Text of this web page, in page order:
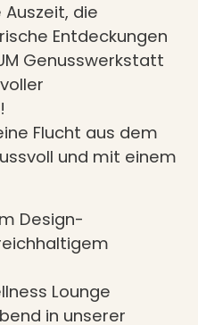
Auszeit, die
Entdeckungen
Genusswerkstatt
Flucht aus dem
und mit einem
Design-
Lounge
in unserer